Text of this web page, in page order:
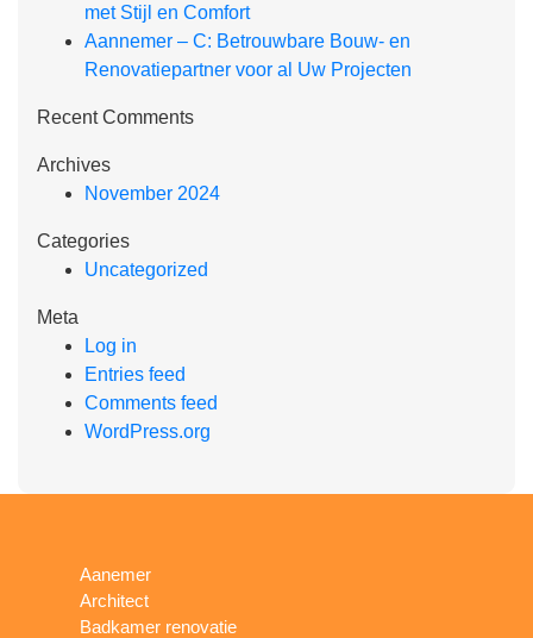
met Stijl en Comfort
Aannemer – C: Betrouwbare Bouw- en
Renovatiepartner voor al Uw Projecten
Recent Comments
Archives
November 2024
Categories
Uncategorized
Meta
Log in
Entries feed
Comments feed
WordPress.org
Aanemer
Architect
Badkamer renovatie